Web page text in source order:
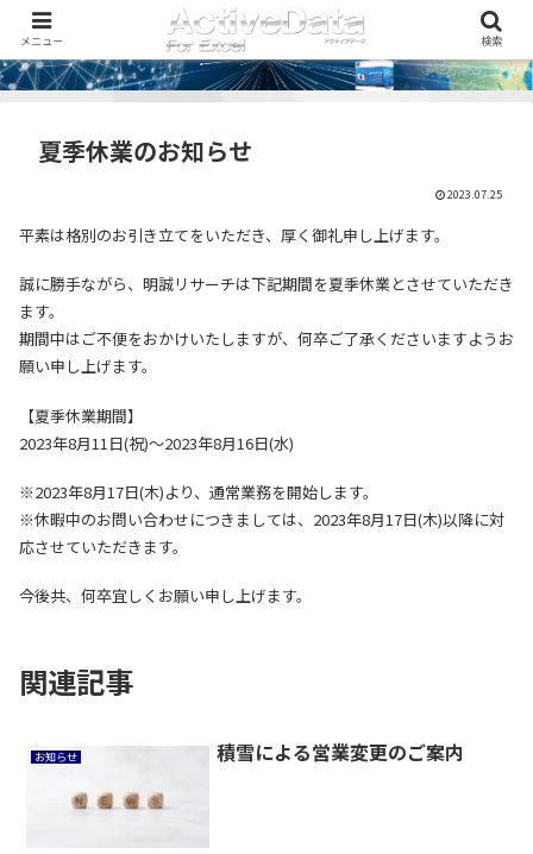
夏季休業のお知らせ
2023.07.25
平素は格別のお引き立てをいただき、厚く御礼申し上げます。
誠に勝手ながら、明誠リサーチは下記期間を夏季休業とさせていただき
ます。
期間中はご不便をおかけいたしますが、何卒ご了承くださいますようお
願い申し上げます。
【夏季休業期間】
2023年8月11日(祝)～2023年8月16日(水)
※2023年8月17日(木)より、通常業務を開始します。
※休暇中のお問い合わせにつきましては、2023年8月17日(木)以降に対
応させていただきます。
今後共、何卒宜しくお願い申し上げます。
関連記事
お知らせ 積雪による営業変更のご案内
メニュー 検索